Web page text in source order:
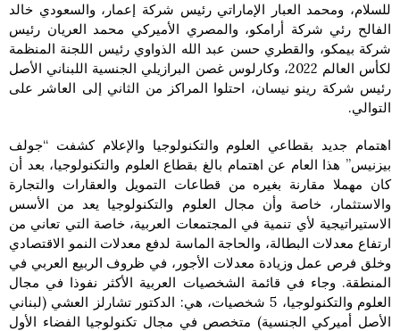
للسلام، ومحمد العبار الإماراتي رئيس شركة إعمار، والسعودي خالد
الفالح رئي شركة أرامكو، والمصري الأميركي محمد العريان رئيس
شركة بيمكو، والقطري حسن عبد الله الذواوي رئيس اللجنة المنظمة
لكأس العالم 2022، وكارلوس غصن البرازيلي الجنسية اللبناني الأصل
رئيس شركة رينو نيسان، احتلوا المراكز من الثاني إلى العاشر على
التوالي.
اهتمام جديد بقطاعي العلوم والتكنولوجيا والإعلام كشفت “جولف
بيزنيس” هذا العام عن اهتمام بالغ بقطاع العلوم والتكنولوجيا، بعد أن
كان مهملا مقارنة بغيره من قطاعات التمويل والعقارات والتجارة
والاستثمار، خاصة وأن مجال العلوم والتكنولوجيا يعد من الأسس
الاستيراتيجية لأي تنمية في المجتمعات العربية، خاصة التي تعاني من
ارتفاع معدلات البطالة، والحاجة الماسة لدفع معدلات النمو الاقتصادي
وخلق فرص عمل وزيادة معدلات الأجور، في ظروف الربيع العربي في
المنطقة. وجاء في قائمة الشخصيات العربية الأكثر نفوذا في مجال
العلوم والتكنولوجيا، 5 شخصيات، هي: الدكتور تشارلز العشي (لبناني
الأصل أميركي الجنسية) متخصص في مجال تكنولوجيا الفضاء الأول